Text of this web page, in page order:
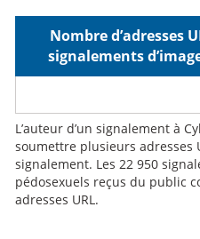
Nombre d’adresses
signalements
L’auteur d’un signalement à
soumettre plusieurs adresses
signalement. Les 22 950
pédosexuels reçus du public
adresses URL.